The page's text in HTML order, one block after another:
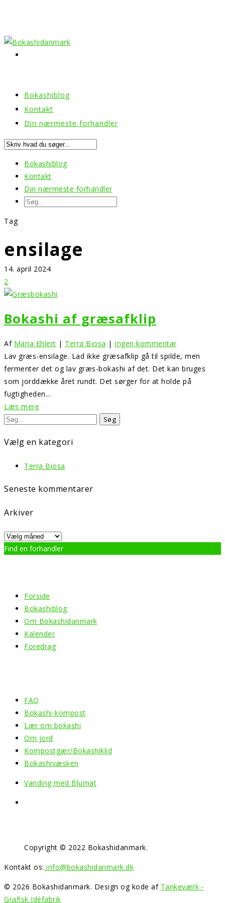
Bokashiblog
Kontakt
Din nærmeste forhandler
Bokashiblog
Kontakt
Din nærmeste forhandler
Tag
ensilage
14. april 2024
2
Bokashi af græsafklip
Af Maria Ehlert | Terra Biosa | Ingen kommentar
Lav græs-ensilage. Lad ikke græsafklip gå til spilde, men
fermenter det og lav græs-bokashi af det. Det kan bruges
som jorddække året rundt. Det sørger for at holde på
fugtigheden...
Læs mere
Vælg en kategori
Terra Biosa
Seneste kommentarer
Arkiver
Arkiver
Find en forhandler
Forside
Bokashiblog
Om Bokashidanmark
Kalender
Foredrag
FAQ
Bokashi-kompost
Lær om bokashi
Om jord
Kompostgær/Bokashiklid
Bokashivæsken
Vanding med Blumat
Copyright © 2022 Bokashidanmark.
Kontakt os: info@bokashidanmark.dk
© 2026 Bokashidanmark. Design og kode af Tankeværk -
Grafisk Idéfabrik